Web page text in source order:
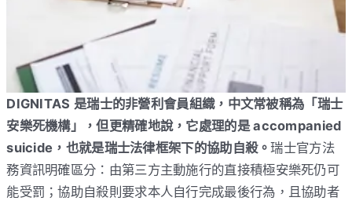
DIGNITAS 是瑞士的非營利會員組織，中文常被稱為「瑞士
安樂死機構」，但更精確地說，它處理的是 accompanied
suicide，也就是瑞士法律框架下的協助自殺。瑞士官方法
務資訊明確區分：由第三方主動施行的直接積極安樂死仍可
能受罰；協助自殺則要求本人自行完成最後行為，且協助者